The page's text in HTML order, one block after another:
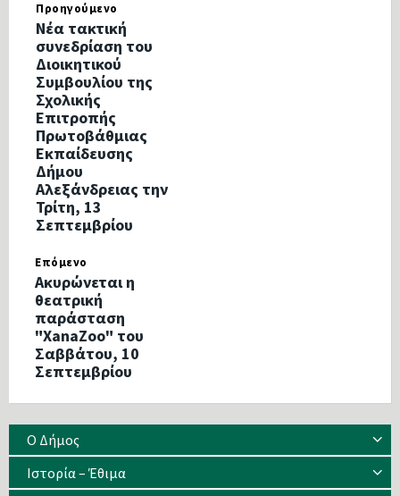
Προηγούμενο
Νέα τακτική
συνεδρίαση του
Διοικητικού
Συμβουλίου της
Σχολικής
Επιτροπής
Πρωτοβάθμιας
Εκπαίδευσης
Δήμου
Αλεξάνδρειας την
Τρίτη, 13
Σεπτεμβρίου
Επόμενο
Ακυρώνεται η
θεατρική
παράσταση
"XanaZoo" του
Σαββάτου, 10
Σεπτεμβρίου
Ο Δήμος
Ιστορία – Έθιμα